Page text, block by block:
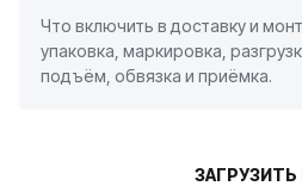
Что включить в доставку и
упаковка, маркировка,
подъём, обвязка и приёмка.